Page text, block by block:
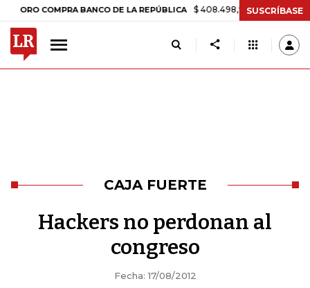
COMPRA BANCO DE LA REPÚBLICA $ 408.498,97 +$ 8.753,81 +2,19%
SUSCRÍBASE
CAJA FUERTE
Hackers no perdonan al
congreso
Fecha: 17/08/2012